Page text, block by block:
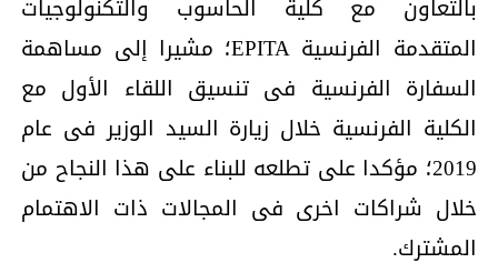
بالتعاون مع كلية الحاسوب والتكنولوجيات
المتقدمة الفرنسية EPITA؛ مشيرا إلى مساهمة
السفارة الفرنسية فى تنسيق اللقاء الأول مع
الكلية الفرنسية خلال زيارة السيد الوزير فى عام
2019؛ مؤكدا على تطلعه للبناء على هذا النجاح من
خلال شراكات اخرى فى المجالات ذات الاهتمام
المشترك.